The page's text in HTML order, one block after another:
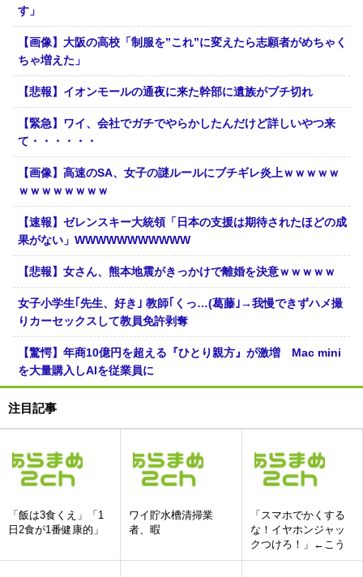
す」
【画像】大阪の高校「制服を”これ”に変えたら志願者がめちゃく
ちゃ増えた」
【悲報】イオンモールの通夜に来た幹部に遺族がブチ切れ
【緊急】ワイ、会社でガチでやらかしたんだけど詳しいやつ来
て・・・・・・
【画像】高速のSA、女子の謎ルールにブチギレ炎上ｗｗｗｗｗ
ｗｗｗｗｗｗｗｗ
【速報】ゼレンスキー大統領「日本の支援は期待されたほどの成
果がない」WWWWWWWWWWW
【悲報】女さん、熊本地震がきっかけで離婚を決意ｗｗｗｗｗ
女子小学生｢先生、好き｣ 教師｢くっ…(葛藤｣→我慢できずハメ撮
りカーセックスして教員免許剥奪
【驚愕】年商10億円を超える『ひとり親方』が激増 Mac mini
を大量購入しAIを従業員に
注目記事
「飯は3食くえ」「1
日2食が1番健康的」
ワイ貯水槽清掃業
者、暇
「スマホでかくする
な！イヤホンジャッ
クつけろ！」←こう
いう人達ってどこい